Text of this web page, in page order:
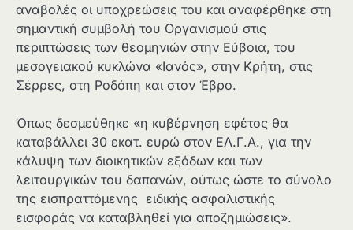
αναβολές οι υποχρεώσεις του και αναφέρθηκε στη
σημαντική συμβολή του Οργανισμού στις
περιπτώσεις των θεομηνιών στην Εύβοια, του
μεσογειακού κυκλώνα «Ιανός», στην Κρήτη, στις
Σέρρες, στη Ροδόπη και στον Έβρο.
Όπως δεσμεύθηκε «η κυβέρνηση εφέτος θα
καταβάλλει 30 εκατ. ευρώ στον ΕΛ.Γ.Α., για την
κάλυψη των διοικητικών εξόδων και των
λειτουργικών του δαπανών, ούτως ώστε το σύνολο
της εισπραττόμενης ειδικής ασφαλιστικής
εισφοράς να καταβληθεί για αποζημιώσεις».